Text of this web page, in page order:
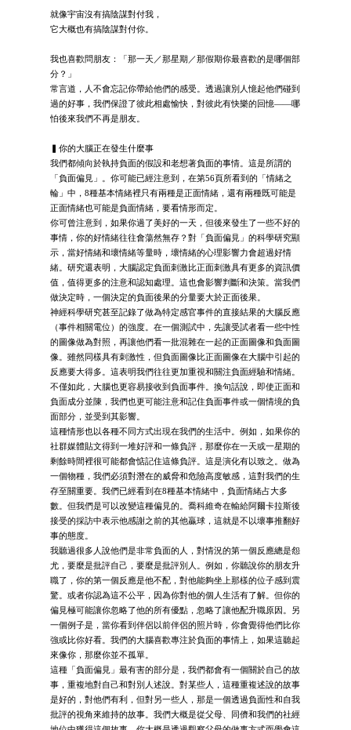
就像宇宙沒有搞陰謀對付我，
它大概也有搞陰謀對付你。
我也喜歡問朋友：「那一天／那星期／那假期你最喜歡的是哪個部
分？」
常言道，人不會忘記你帶給他們的感受。透過讓別人憶起他們碰到
過的好事，我們保證了彼此相處愉快，對彼此有快樂的回憶——哪
怕後來我們不再是朋友。
▍你的大腦正在發生什麼事
我們都傾向於執持負面的假設和老想著負面的事情。這是所謂的
「負面偏見」。你可能已經注意到，在第56頁所看到的「情緒之
輪」中，8種基本情緒裡只有兩種是正面情緒，還有兩種既可能是
正面情緒也可能是負面情緒，要看情形而定。
你可曾注意到，如果你過了美好的一天，但後來發生了一些不好的
事情，你的好情緒往往會蕩然無存？對「負面偏見」的科學研究顯
示，當好情緒和壞情緒等量時，壞情緒的心理影響力會超過好情
緒。研究還表明，大腦認定負面刺激比正面刺激具有更多的資訊價
值，值得更多的注意和認知處理。這也會影響判斷和決策。當我們
做決定時，一個決定的負面後果的分量要大於正面後果。
神經科學研究甚至記錄了做為特定感官事件的直接結果的大腦反應
（事件相關電位）的強度。在一個測試中，先讓受試者看一些中性
的圖像做為對照，再讓他們看一批混雜在一起的正面圖像和負面圖
像。雖然同樣具有刺激性，但負面圖像比正面圖像在大腦中引起的
反應要大得多。這表明我們往往更加重視和關注負面經驗和情緒。
不僅如此，大腦也更容易接收到負面事件。換句話說，即使正面和
負面成分並陳，我們也更可能注意和記住負面事件或一個情境的負
面部分，並受到其影響。
這種情形也以各種不同方式出現在我們的生活中。例如，如果你的
社群媒體貼文得到一堆好評和一條負評，那麼你在一天或一星期的
剩餘時間裡很可能都會惦記住這條負評。這是演化有以致之。做為
一個物種，我們必須對潛在的威脅和危險高度敏感，這對我們的生
存至關重要。我們已經看到在8種基本情緒中，負面情緒占大多
數。但我們是可以改變這種偏見的。喬科維奇在輸給阿爾卡拉斯後
接受的採訪中表示他感謝之前的其他贏球，這就是不以壞事推翻好
事的態度。
我聽過很多人說他們是非常負面的人，對情況的第一個反應總是怨
尤，要麼是批評自己，要麼是批評別人。例如，你聽說你的朋友升
職了，你的第一個反應是他不配，對他能夠坐上那樣的位子感到震
驚。或者你認為這不公平，因為你對他的個人生活有了解。但你的
偏見極可能讓你忽略了他的所有優點，忽略了讓他配升職原因。另
一個例子是，當你看到伴侶以前伴侶的照片時，你會覺得他們比你
強或比你好看。我們的大腦喜歡專注於負面的事情上，如果這聽起
來像你，那麼你並不孤單。
這種「負面偏見」最有害的部分是，我們都會有一個關於自己的故
事，重複地對自己和對別人述說。對某些人，這種重複述說的故事
是好的，對他們有利，但對另一些人，那是一個透過負面性和自我
批評的視角來維持的故事。我們大概是從父母、同儕和我們的社經